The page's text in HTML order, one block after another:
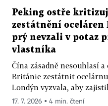
Peking ostře
zestátnění
prý nevzali v potaz
vlastníka
Čína zásadně nesouhlasí
Británie zestátnit
Londýn vyzvala, aby
17. 7. 2026 ▪ 4 min. čtení